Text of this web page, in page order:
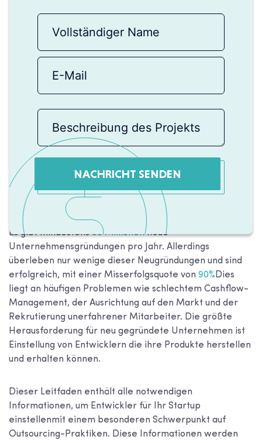
NACHRICHT SENDEN
Es gibt mindestens50 Millionenneue
Unternehmensgründungen pro Jahr. Allerdings
überleben nur wenige dieser Neugründungen und sind
erfolgreich, mit einer Misserfolgsquote von 90% Dies
liegt an häufigen Problemen wie schlechtem Cashflow-
Management, der Ausrichtung auf den Markt und der
Rekrutierung unerfahrener Mitarbeiter. Die größte
Herausforderung für neu gegründete Unternehmen ist
Einstellung von Entwicklern die ihre Produkte herstellen
und erhalten können.
Dieser Leitfaden enthält alle notwendigen
Informationen, um Entwickler für Ihr Startup
einstellenmit einem besonderen Schwerpunkt auf
Outsourcing-Praktiken. Diese Informationen werden